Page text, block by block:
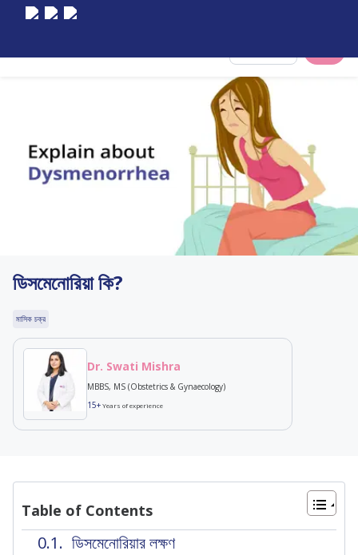
ডিসমেনোরিয়া কি?
মাসিক চক্র
Dr. Swati Mishra
MBBS, MS (Obstetrics & Gynaecology)
15+Years of experience
Table of Contents
ডিসমেনোরিয়ার লক্ষণ